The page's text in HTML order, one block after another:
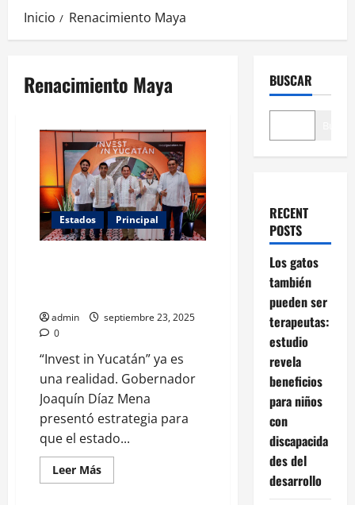
Inicio Renacimiento Maya
Renacimiento Maya
Estados Principal
admin
septiembre 23, 2025
0
“Invest in Yucatán” ya es
una realidad. Gobernador
Joaquín Díaz Mena
presentó estrategia para
que el estado...
Leer MásLeer
más
BUSCAR
RECENT
POSTS
Los gatos
también
pueden ser
terapeutas:
estudio
revela
beneficios
para niños
con
discapacida
des del
desarrollo